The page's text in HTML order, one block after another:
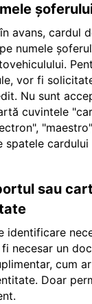
avans, cardul
numele
vor fi
Nu sunt
cuvintele
spatele cardului
sau
identificare
fi necesar un
cum
Doar